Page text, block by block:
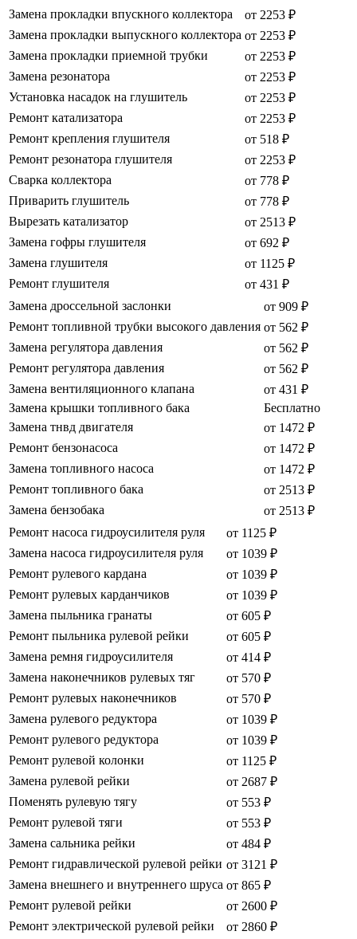
Замена прокладки впускного коллектора
от 2253 ₽
Замена прокладки выпускного коллектора от 2253 ₽
Замена прокладки приемной трубки
от 2253 ₽
Замена резонатора
от 2253 ₽
Установка насадок на глушитель
от 2253 ₽
Ремонт катализатора
от 2253 ₽
Ремонт крепления глушителя
от 518 ₽
Ремонт резонатора глушителя
от 2253 ₽
Сварка коллектора
от 778 ₽
Приварить глушитель
от 778 ₽
Вырезать катализатор
от 2513 ₽
Замена гофры глушителя
от 692 ₽
Замена глушителя
от 1125 ₽
Ремонт глушителя
от 431 ₽
Замена дроссельной заслонки
от 909 ₽
Ремонт топливной трубки высокого давления от 562 ₽
Замена регулятора давления
от 562 ₽
Ремонт регулятора давления
от 562 ₽
Замена вентиляционного клапана
от 431 ₽
Замена крышки топливного бака
Бесплатно
Замена тнвд двигателя
от 1472 ₽
Ремонт бензонасоса
от 1472 ₽
Замена топливного насоса
от 1472 ₽
Ремонт топливного бака
от 2513 ₽
Замена бензобака
от 2513 ₽
Ремонт насоса гидроусилителя руля
от 1125 ₽
Замена насоса гидроусилителя руля
от 1039 ₽
Ремонт рулевого кардана
от 1039 ₽
Ремонт рулевых карданчиков
от 1039 ₽
Замена пыльника гранаты
от 605 ₽
Ремонт пыльника рулевой рейки
от 605 ₽
Замена ремня гидроусилителя
от 414 ₽
Замена наконечников рулевых тяг
от 570 ₽
Ремонт рулевых наконечников
от 570 ₽
Замена рулевого редуктора
от 1039 ₽
Ремонт рулевого редуктора
от 1039 ₽
Ремонт рулевой колонки
от 1125 ₽
Замена рулевой рейки
от 2687 ₽
Поменять рулевую тягу
от 553 ₽
Ремонт рулевой тяги
от 553 ₽
Замена сальника рейки
от 484 ₽
Ремонт гидравлической рулевой рейки от 3121 ₽
Замена внешнего и внутреннего шруса от 865 ₽
Ремонт рулевой рейки
от 2600 ₽
Ремонт электрической рулевой рейки
от 2860 ₽